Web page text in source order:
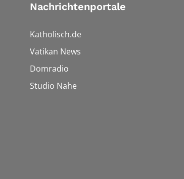
Nachrichtenportale
Katholisch.de
Vatikan News
Domradio
Studio Nahe